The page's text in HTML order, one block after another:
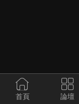
首頁 論壇